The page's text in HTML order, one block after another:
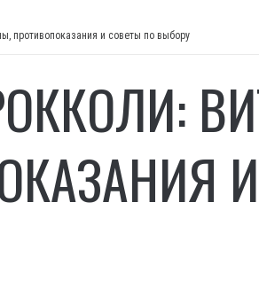
противопоказания и советы по выбору